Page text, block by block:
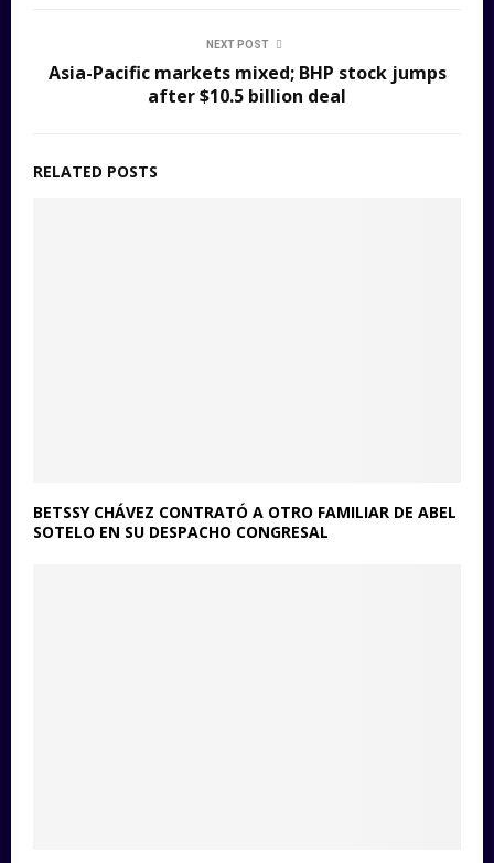
NEXT POST
Asia-Pacific markets mixed; BHP stock jumps
after $10.5 billion deal
RELATED POSTS
BETSSY CHÁVEZ CONTRATÓ A OTRO FAMILIAR DE ABEL
SOTELO EN SU DESPACHO CONGRESAL